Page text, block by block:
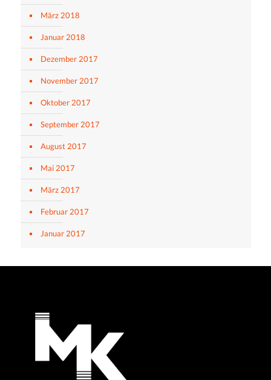
März 2018
Januar 2018
Dezember 2017
November 2017
Oktober 2017
September 2017
August 2017
Mai 2017
März 2017
Februar 2017
Januar 2017